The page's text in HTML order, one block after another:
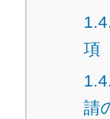
項
請